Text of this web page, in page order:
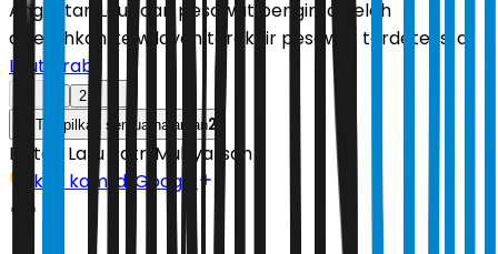
Angkatan Laut dan pesawat pengintai telah
dikerahkan ke wilayah terakhir pesawat terdeteksi di
Laut Arab
2
Tampilkan semua halaman2
Editor: Latu Ratri Mubyarsah
Ikuti kami di Google